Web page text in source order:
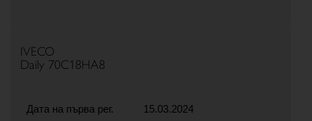
IVECO
Daily 70C18HA8
Дата на първа рег.
15.03.2024